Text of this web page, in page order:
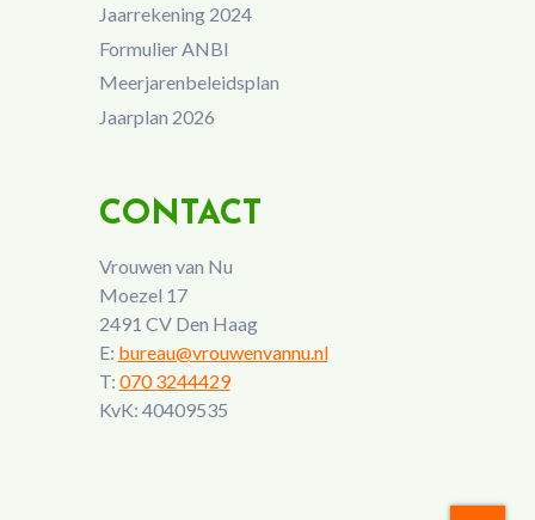
Jaarrekening 2024
Formulier ANBI
Meerjarenbeleidsplan
Jaarplan 2026
CONTACT
Vrouwen van Nu
Moezel 17
2491 CV Den Haag
E: bureau@vrouwenvannu.nl
T: 070 3244429
KvK: 40409535